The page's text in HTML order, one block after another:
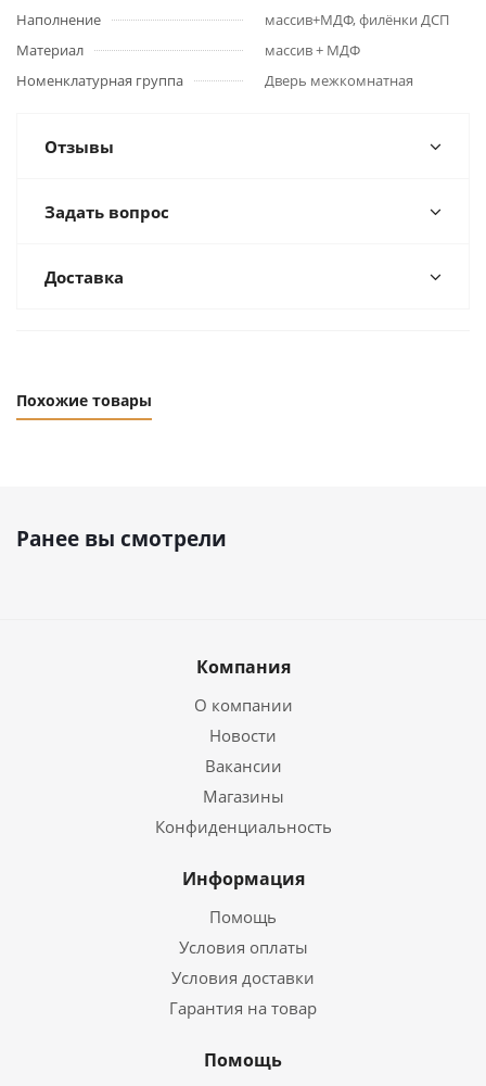
Наполнение
массив+МДФ, филёнки ДСП
Материал
массив + МДФ
Номенклатурная группа
Дверь межкомнатная
Отзывы
Задать вопрос
Доставка
Похожие товары
Ранее вы смотрели
Компания
О компании
Новости
Вакансии
Магазины
Конфиденциальность
Информация
Помощь
Условия оплаты
Условия доставки
Гарантия на товар
Помощь